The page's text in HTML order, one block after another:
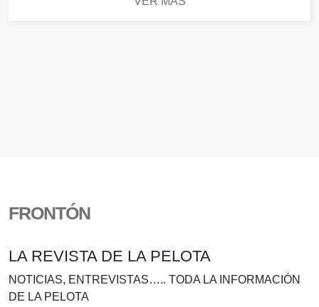
FRONTÓN
LA REVISTA DE LA PELOTA
NOTICIAS, ENTREVISTAS….. TODA LA INFORMACIÓN
DE LA PELOTA